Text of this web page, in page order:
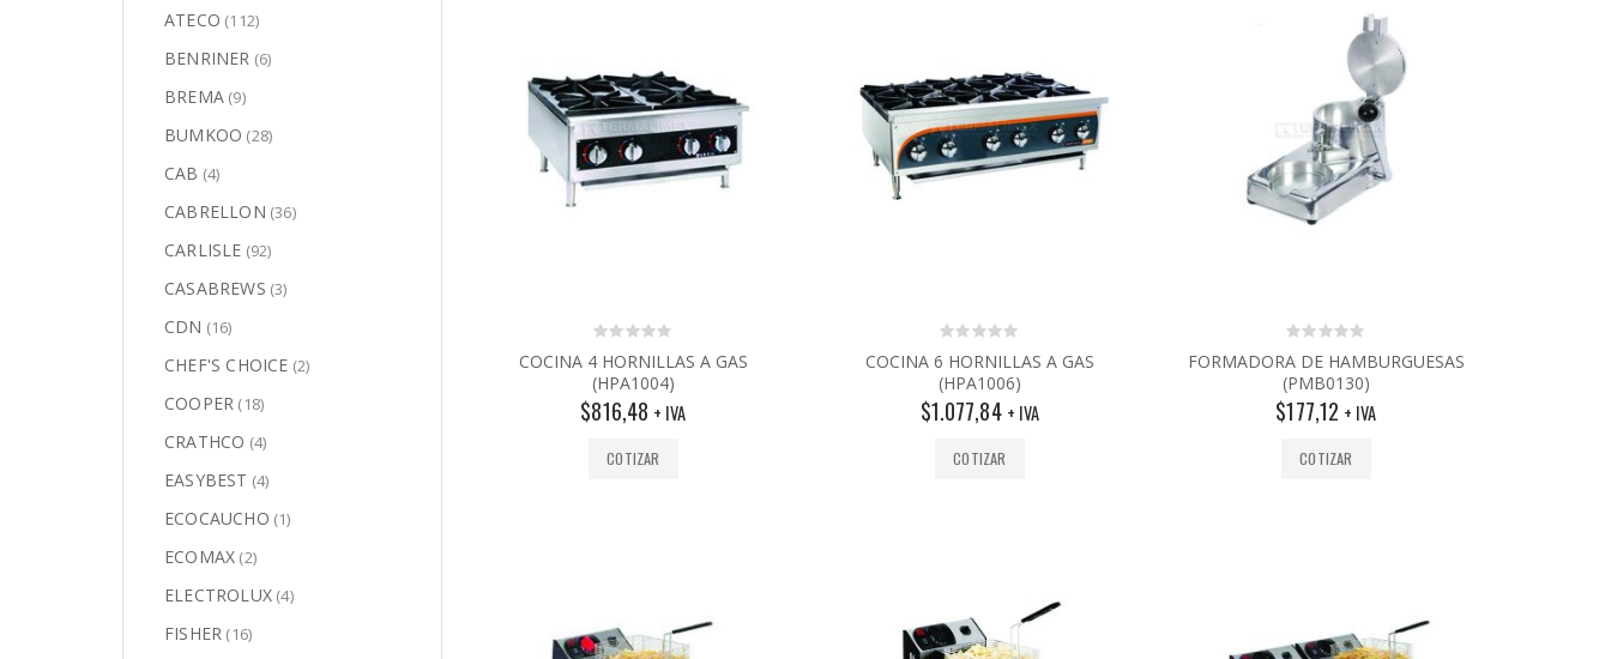
0
out
of
5
COCINA 4 HORNILLAS A GAS
(HPA1004)
$816,48 + IVA
COTIZAR
0
out
of
5
COCINA 6 HORNILLAS A GAS
(HPA1006)
$1.077,84 + IVA
COTIZAR
0
out
of
5
FORMADORA DE HAMBURGUESAS
(PMB0130)
$177,12 + IVA
COTIZAR
ATECO (112)
BENRINER (6)
BREMA (9)
BUMKOO (28)
CAB (4)
CABRELLON (36)
CARLISLE (92)
CASABREWS (3)
CDN (16)
CHEF'S CHOICE (2)
COOPER (18)
CRATHCO (4)
EASYBEST (4)
ECOCAUCHO (1)
ECOMAX (2)
ELECTROLUX (4)
FISHER (16)